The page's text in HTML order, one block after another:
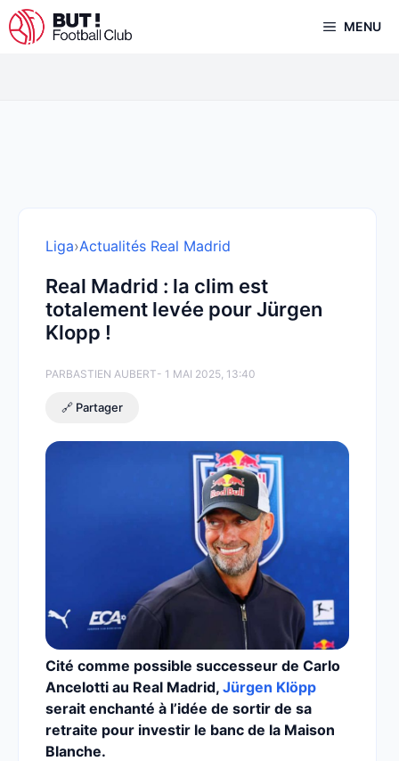
Aller
au
MENU
Liga›Actualités Real Madrid
Real Madrid : la clim est
totalement levée pour Jürgen
Klopp !
PARBASTIEN AUBERT- 1 MAI 2025, 13:40
🔗 Partager
Cité comme possible successeur de Carlo
Ancelotti au Real Madrid, Jürgen Klöpp
serait enchanté à l’idée de sortir de sa
retraite pour investir le banc de la Maison
Blanche.